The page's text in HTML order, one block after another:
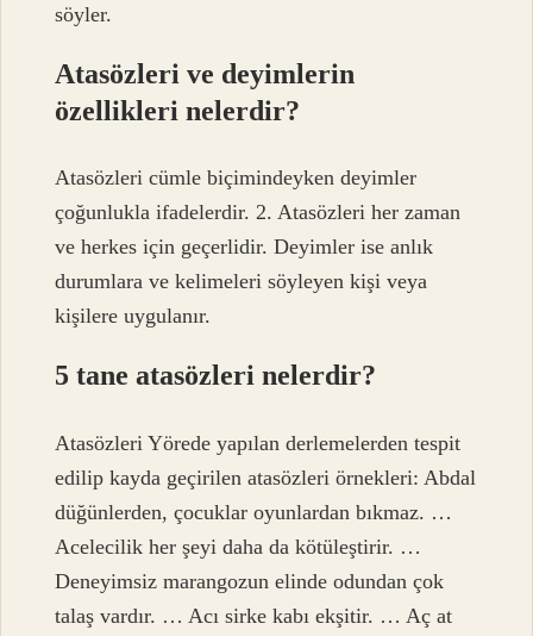
söyler.
Atasözleri ve deyimlerin
özellikleri nelerdir?
Atasözleri cümle biçimindeyken deyimler
çoğunlukla ifadelerdir. 2. Atasözleri her zaman
ve herkes için geçerlidir. Deyimler ise anlık
durumlara ve kelimeleri söyleyen kişi veya
kişilere uygulanır.
5 tane atasözleri nelerdir?
Atasözleri Yörede yapılan derlemelerden tespit
edilip kayda geçirilen atasözleri örnekleri: Abdal
düğünlerden, çocuklar oyunlardan bıkmaz. …
Acelecilik her şeyi daha da kötüleştirir. …
Deneyimsiz marangozun elinde odundan çok
talaş vardır. … Acı sirke kabı ekşitir. … Aç at